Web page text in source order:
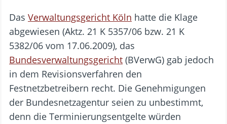
Das Verwaltungsgericht Köln hatte die Klage
abgewiesen (Aktz. 21 K 5357/06 bzw. 21 K
5382/06 vom 17.06.2009), das
Bundesverwaltungsgericht (BVerwG) gab jedoch
in dem Revisionsverfahren den
Festnetzbetreibern recht. Die Genehmigungen
der Bundesnetzagentur seien zu unbestimmt,
denn die Terminierungsentgelte würden